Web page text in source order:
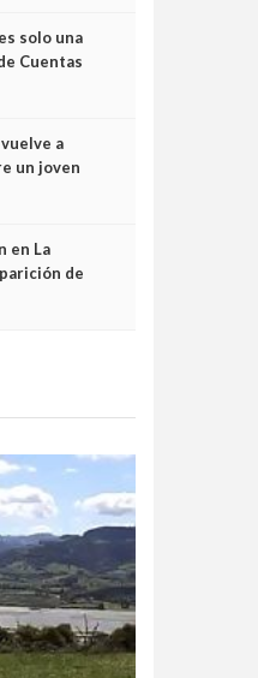
solo una
Cuentas
que no
a
un joven
en La
de